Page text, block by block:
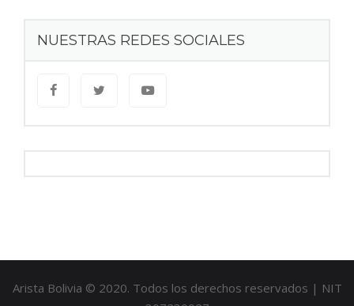
NUESTRAS REDES SOCIALES
Arista Bolivia © 2020. Todos los derechos reservados | NIT